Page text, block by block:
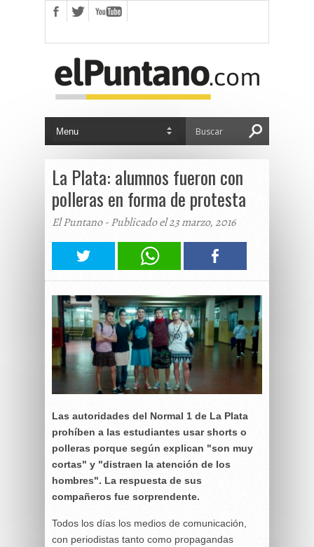
La Plata: alumnos fueron con
polleras en forma de protesta
El Puntano - Publicado el 23 marzo, 2016
Las autoridades del Normal 1 de La Plata
prohíben a las estudiantes usar shorts o
polleras porque según explican "son muy
cortas" y "distraen la atención de los
hombres". La respuesta de sus
compañeros fue sorprendente.
Todos los días los medios de comunicación,
con periodistas tanto como propagandas